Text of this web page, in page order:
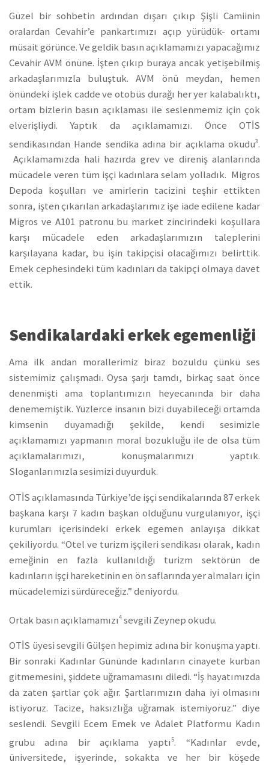
Güzel bir sohbetin ardından dışarı çıkıp Şişli Camiinin
oralardan Cevahir’e pankartımızı açıp yürüdük- ortamı
müsait görünce. Ve geldik basın açıklamamızı yapacağımız
Cevahir AVM önüne. İşten çıkıp buraya ancak yetişebilmiş
arkadaşlarımızla buluştuk. AVM önü meydan, hemen
önündeki işlek cadde ve otobüs durağı her yer kalabalıktı,
ortam bizlerin basın açıklaması ile seslenmemiz için çok
elverişliydi. Yaptık da açıklamamızı. Önce OTİS
sendikasından Hande sendika adına bir açıklama okudu3.
Açıklamamızda hali hazırda grev ve direniş alanlarında
mücadele veren tüm işçi kadınlara selam yolladık. Migros
Depoda koşulları ve amirlerin tacizini teşhir ettikten
sonra, işten çıkarılan arkadaşlarımız işe iade edilene kadar
Migros ve A101 patronu bu market zincirindeki koşullara
karşı mücadele eden arkadaşlarımızın taleplerini
karşılayana kadar, bu işin takipçisi olacağımızı belirttik.
Emek cephesindeki tüm kadınları da takipçi olmaya davet
ettik.
Sendikalardaki erkek egemenliği
Ama ilk andan morallerimiz biraz bozuldu çünkü ses
sistemimiz çalışmadı. Oysa şarjı tamdı, birkaç saat önce
denenmişti ama toplantımızın heyecanında bir daha
denememiştik. Yüzlerce insanın bizi duyabileceği ortamda
kimsenin duyamadığı şekilde, kendi sesimizle
açıklamamızı yapmanın moral bozukluğu ile de olsa tüm
açıklamalarımızı, konuşmalarımızı yaptık.
Sloganlarımızla sesimizi duyurduk.
OTİS açıklamasında Türkiye’de işçi sendikalarında 87 erkek
başkana karşı 7 kadın başkan olduğunu vurgulanıyor, işçi
kurumları içerisindeki erkek egemen anlayışa dikkat
çekiliyordu. “Otel ve turizm işçileri sendikası olarak, kadın
emeğinin en fazla kullanıldığı turizm sektörün de
kadınların işçi hareketinin en ön saflarında yer almaları için
mücadelemizi sürdüreceğiz.” deniyordu.
Ortak basın açıklamamızı4 sevgili Zeynep okudu.
OTİS üyesi sevgili Gülşen hepimiz adına bir konuşma yaptı.
Bir sonraki Kadınlar Gününde kadınların cinayete kurban
gitmemesini, şiddete uğramamasını diledi. “İş hayatımızda
da zaten şartlar çok ağır. Şartlarımızın daha iyi olmasını
istiyoruz. Tacize, haksızlığa uğramak istemiyoruz.” diye
seslendi. Sevgili Ecem Emek ve Adalet Platformu Kadın
grubu adına bir açıklama yaptı5. “Kadınlar evde,
üniversitede, işyerinde, sokakta ve her bir köşede